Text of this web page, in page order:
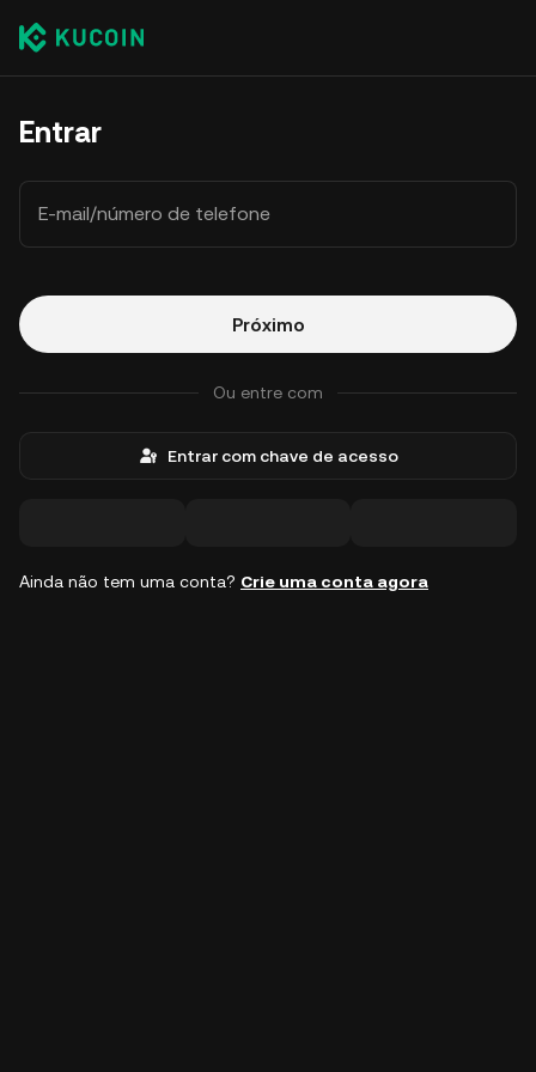
Entrar
E-mail/número de telefone
Próximo
Ou entre com
Entrar com chave de acesso
Ainda não tem uma conta? Crie uma conta agora